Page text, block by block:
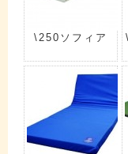
\250ソフィア